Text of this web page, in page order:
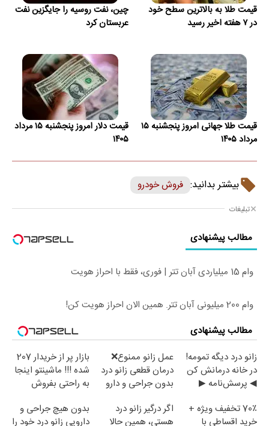
قیمت طلا به بالاترین سطح خود
در ۷ هفته اخیر رسید
چین، نفت روسیه را جایگزین نفت
عربستان کرد
قیمت طلا جهانی امروز پنجشنبه ۱۵
مرداد ۱۴۰۵
قیمت دلار امروز پنجشنبه ۱۵ مرداد
۱۴۰۵
بیشتر بدانید: فروش خودرو
تبلیغات
مطالب پیشنهادی
وام 15 میلیاردی آبان تتر | فوری، فقط با احراز هویت
وام 200 میلیونی آبان تتر. همین الان احراز هویت کن!
مطالب پیشنهادی
زانو درد دیگه تمومه!
در خانه درمانش کن
◀ پرسش‌نامه ▶
عمل زانو ممنوع❌
درمان قطعی زانو درد
بدون جراحی و دارو
بازار پر از خریدار 207
شده !!! ماشینتو اینجا
به راحتی بفروش
70٪ تخفیف ویژه +
خرید اقساطی با
اگر درگیر زانو درد
هستی، همین حالا
بدون هیچ جراحی و
دارویی زانو درد خود را